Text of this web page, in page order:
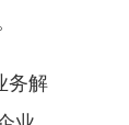
务解